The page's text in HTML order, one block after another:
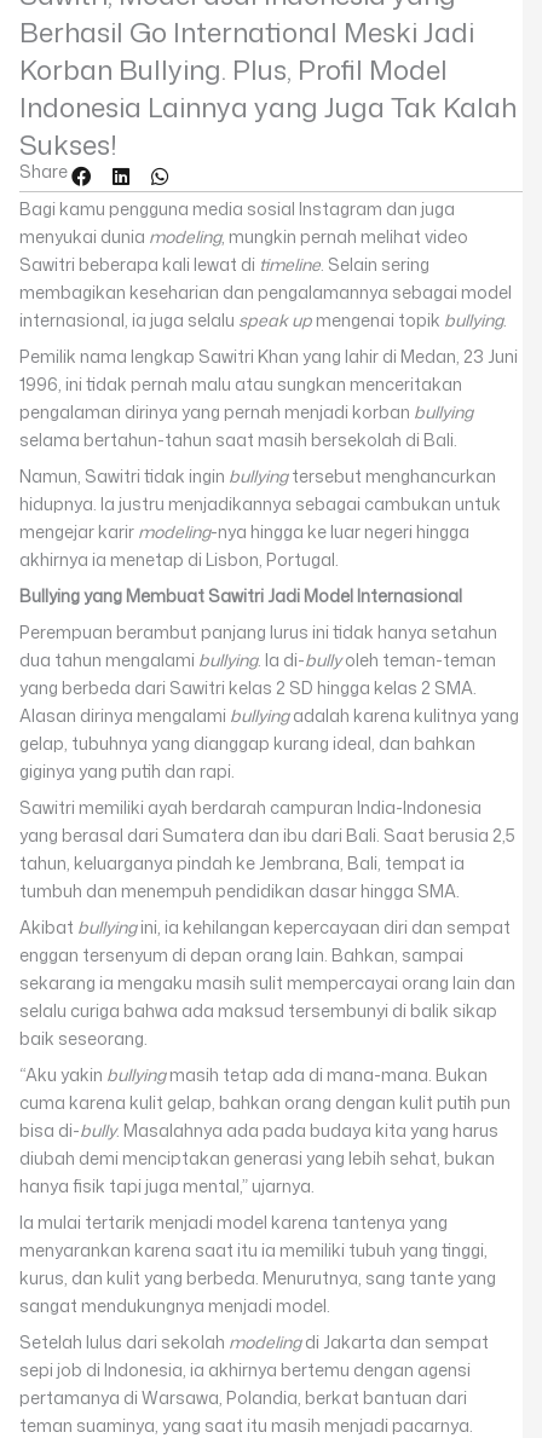
Berhasil Go International Meski Jadi
Korban Bullying. Plus, Profil Model
Indonesia Lainnya yang Juga Tak Kalah
Sukses!
Share
Bagi kamu pengguna media sosial Instagram dan juga
menyukai dunia modeling, mungkin pernah melihat video
Sawitri beberapa kali lewat di timeline. Selain sering
membagikan keseharian dan pengalamannya sebagai model
internasional, ia juga selalu speak up mengenai topik bullying.
Pemilik nama lengkap Sawitri Khan yang lahir di Medan, 23 Juni
1996, ini tidak pernah malu atau sungkan menceritakan
pengalaman dirinya yang pernah menjadi korban bullying
selama bertahun-tahun saat masih bersekolah di Bali.
Namun, Sawitri tidak ingin bullyingtersebut menghancurkan
hidupnya. Ia justru menjadikannya sebagai cambukan untuk
mengejar karir modeling-nya hingga ke luar negeri hingga
akhirnya ia menetap di Lisbon, Portugal.
Bullying yang Membuat Sawitri Jadi Model Internasional
Perempuan berambut panjang lurus ini tidak hanya setahun
dua tahun mengalami bullying. Ia di-bullyoleh teman-teman
yang berbeda dari Sawitri kelas 2 SD hingga kelas 2 SMA.
Alasan dirinya mengalami bullyingadalah karena kulitnya yang
gelap, tubuhnya yang dianggap kurang ideal, dan bahkan
giginya yang putih dan rapi.
Sawitri memiliki ayah berdarah campuran India-Indonesia
yang berasal dari Sumatera dan ibu dari Bali. Saat berusia 2,5
tahun, keluarganya pindah ke Jembrana, Bali, tempat ia
tumbuh dan menempuh pendidikan dasar hingga SMA.
Akibat bullyingini, ia kehilangan kepercayaan diri dan sempat
enggan tersenyum di depan orang lain. Bahkan, sampai
sekarang ia mengaku masih sulit mempercayai orang lain dan
selalu curiga bahwa ada maksud tersembunyi di balik sikap
baik seseorang.
“Aku yakin bullyingmasih tetap ada di mana-mana. Bukan
cuma karena kulit gelap, bahkan orang dengan kulit putih pun
bisa di-bully. Masalahnya ada pada budaya kita yang harus
diubah demi menciptakan generasi yang lebih sehat, bukan
hanya fisik tapi juga mental,” ujarnya.
Ia mulai tertarik menjadi model karena tantenya yang
menyarankan karena saat itu ia memiliki tubuh yang tinggi,
kurus, dan kulit yang berbeda. Menurutnya, sang tante yang
sangat mendukungnya menjadi model.
Setelah lulus dari sekolah modelingdi Jakarta dan sempat
sepi job di Indonesia, ia akhirnya bertemu dengan agensi
pertamanya di Warsawa, Polandia, berkat bantuan dari
teman suaminya, yang saat itu masih menjadi pacarnya.